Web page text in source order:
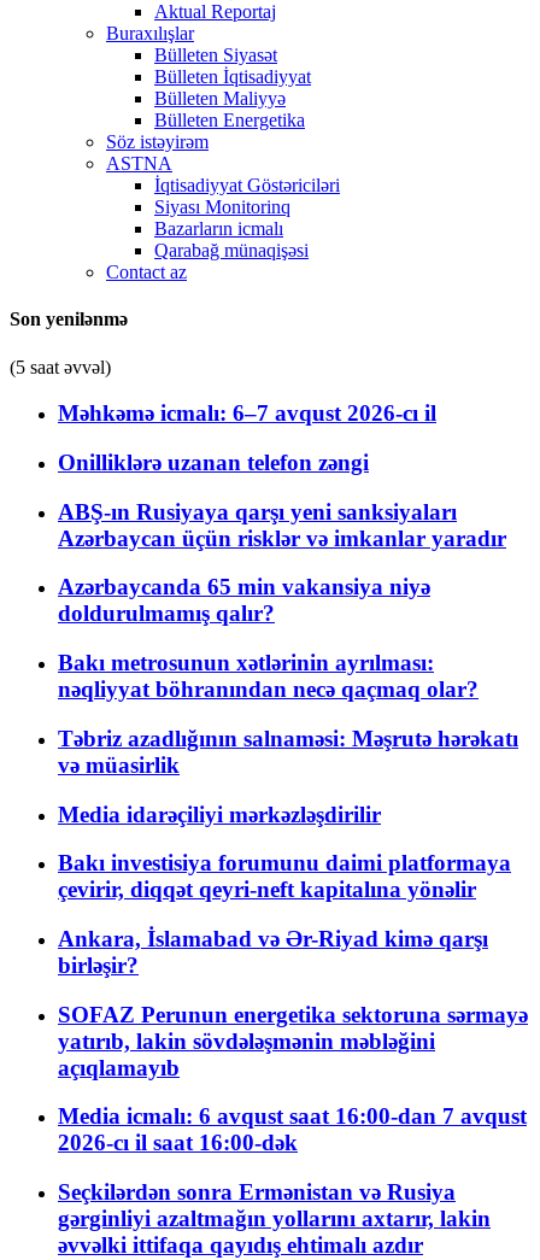
Aktual Reportaj
Buraxılışlar
Bülleten Siyasət
Bülleten İqtisadiyyat
Bülleten Maliyyə
Bülleten Energetika
Söz istəyirəm
ASTNA
İqtisadiyyat Göstəriciləri
Siyası Monitorinq
Bazarların icmalı
Qarabağ münaqişəsi
Contact az
Son yenilənmə
(5 saat əvvəl)
Məhkəmə icmalı: 6–7 avqust 2026-cı il
Onilliklərə uzanan telefon zəngi
ABŞ-ın Rusiyaya qarşı yeni sanksiyaları
Azərbaycan üçün risklər və imkanlar yaradır
Azərbaycanda 65 min vakansiya niyə
doldurulmamış qalır?
Bakı metrosunun xətlərinin ayrılması:
nəqliyyat böhranından necə qaçmaq olar?
Təbriz azadlığının salnaməsi: Məşrutə hərəkatı
və müasirlik
Media idarəçiliyi mərkəzləşdirilir
Bakı investisiya forumunu daimi platformaya
çevirir, diqqət qeyri-neft kapitalına yönəlir
Ankara, İslamabad və Ər-Riyad kimə qarşı
birləşir?
SOFAZ Perunun energetika sektoruna sərmayə
yatırıb, lakin sövdələşmənin məbləğini
açıqlamayıb
Media icmalı: 6 avqust saat 16:00-dan 7 avqust
2026-cı il saat 16:00-dək
Seçkilərdən sonra Ermənistan və Rusiya
gərginliyi azaltmağın yollarını axtarır, lakin
əvvəlki ittifaqa qayıdış ehtimalı azdır